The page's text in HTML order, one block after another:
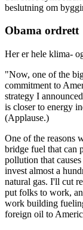
beslutning om
Obama ordrett
Her er hele klima-
"Now, one of the
commitment to
strategy I
is closer to energy
(Applause.)
One of the reasons
bridge fuel that can
pollution that
invest almost a
natural gas. I'll cut
put folks to work,
work building
foreign oil to